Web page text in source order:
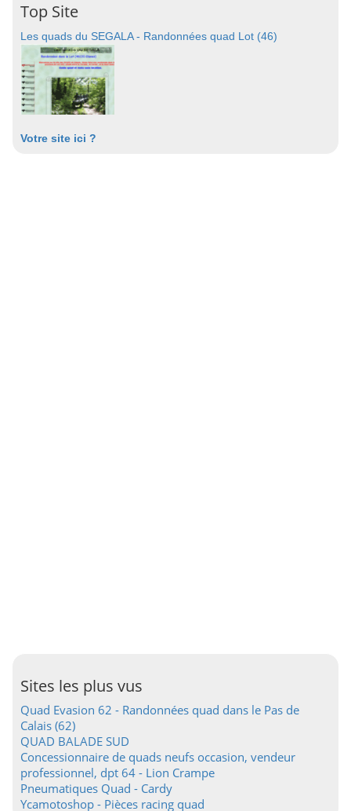
Top Site
Les quads du SEGALA - Randonnées quad Lot (46)
Votre site ici ?
Sites les plus vus
Quad Evasion 62 - Randonnées quad dans le Pas de
Calais (62)
QUAD BALADE SUD
Concessionnaire de quads neufs occasion, vendeur
professionnel, dpt 64 - Lion Crampe
Pneumatiques Quad - Cardy
Ycamotoshop - Pièces racing quad